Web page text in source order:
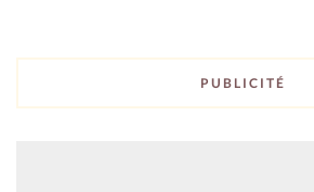
PUBLICITÉ